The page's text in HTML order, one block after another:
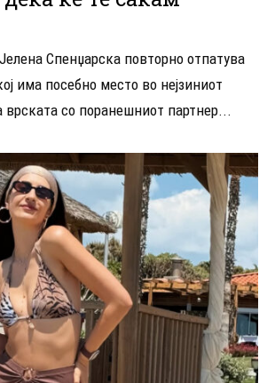
Спенџарска повторно отпатува
има посебно место во нејзиниот
со поранешниот партнер...